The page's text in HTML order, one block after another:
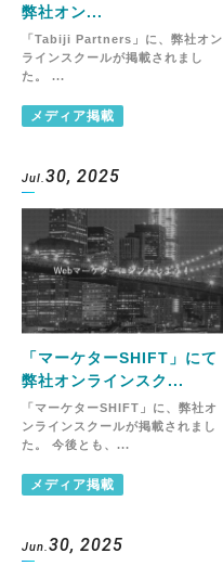
弊社オン...
「Tabiji Partners」に、弊社オン
ラインスクールが掲載されまし
た。 ...
メディア掲載
Jul.30, 2025
「マーケターSHIFT」にて
弊社オンラインスク...
「マーケターSHIFT」に、弊社オ
ンラインスクールが掲載されまし
た。 今後とも、...
メディア掲載
Jun.30, 2025